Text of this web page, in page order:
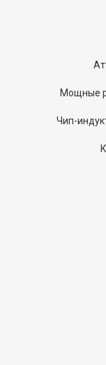
Мощные
Чип-